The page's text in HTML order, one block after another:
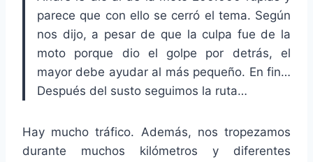
parece que con ello se cerró el tema. Según
nos dijo, a pesar de que la culpa fue de la
moto porque dio el golpe por detrás, el
mayor debe ayudar al más pequeño. En fin…
Después del susto seguimos la ruta…
Hay mucho tráfico. Además, nos tropezamos
durante muchos kilómetros y diferentes